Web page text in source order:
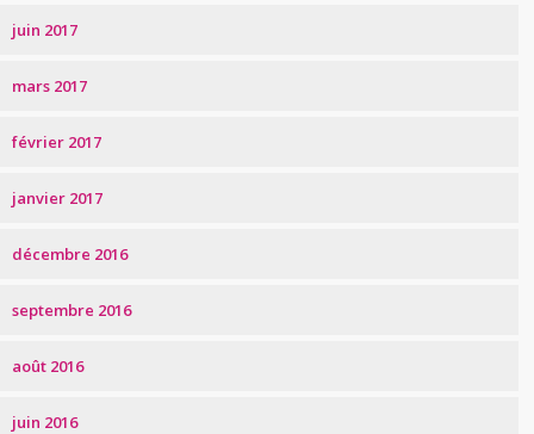
juin 2017
mars 2017
février 2017
janvier 2017
décembre 2016
septembre 2016
août 2016
juin 2016